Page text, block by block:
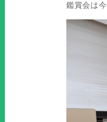
鑑賞会は